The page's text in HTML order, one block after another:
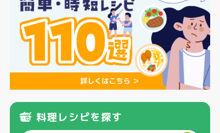
料理レシピを探す